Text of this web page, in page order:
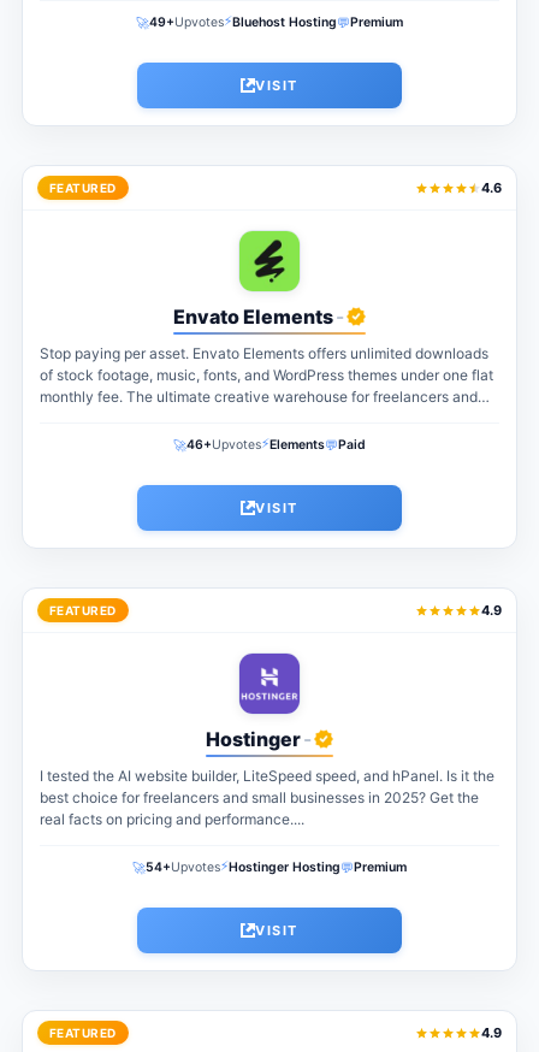
🚀49+Upvotes⚡Bluehost Hosting💬Premium
VISIT
FEATURED 4.6
Envato Elements-
Stop paying per asset. Envato Elements offers unlimited downloads
of stock footage, music, fonts, and WordPress themes under one flat
monthly fee. The ultimate creative warehouse for freelancers and
🚀46+Upvotes⚡Elements💬Paid
VISIT
FEATURED 4.9
Hostinger-
I tested the AI website builder, LiteSpeed speed, and hPanel. Is it the
best choice for freelancers and small businesses in 2025? Get the
real facts on pricing and performance....
🚀54+Upvotes⚡Hostinger Hosting💬Premium
VISIT
FEATURED 4.9